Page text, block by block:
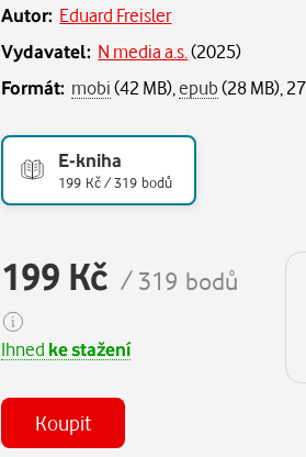
Autor: Eduard Freisler
Vydavatel: N media a.s. (2025)
Formát: mobi(42 MB),epub(28 MB),
E-kniha
199 Kč / 319 bodů
199 Kč / 319 bodů
Ihned ke stažení
Koupit